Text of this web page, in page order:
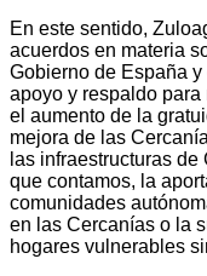
En este sentido,
acuerdos en materia
Gobierno de España y
apoyo y respaldo para
el aumento de la
mejora de las
las infraestructuras
que contamos, la
comunidades
en las Cercanías o la
hogares vulnerables